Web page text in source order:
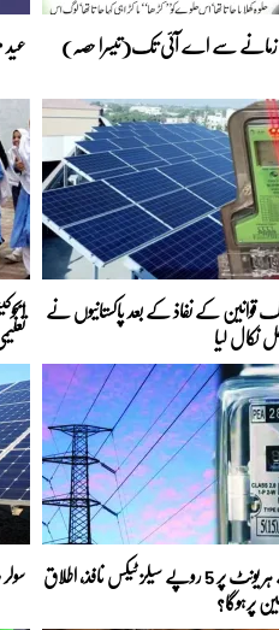
سے اے آئی تک(تیسرا حصہ)
کے نفاذ کے بعد پاکستانیوں نے
نکال لیا
بجلی کے ہر یونٹ پر 5 روپے سیلز ٹیکس نافذ، اطلاق
پرہوگا؟